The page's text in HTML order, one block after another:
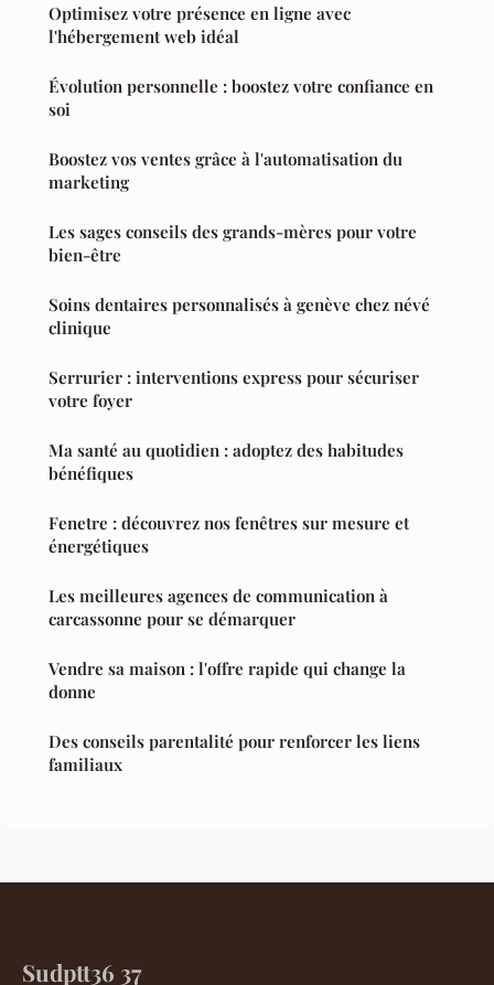
Optimisez votre présence en ligne avec
l'hébergement web idéal
Évolution personnelle : boostez votre confiance en
soi
Boostez vos ventes grâce à l'automatisation du
marketing
Les sages conseils des grands-mères pour votre
bien-être
Soins dentaires personnalisés à genève chez névé
clinique
Serrurier : interventions express pour sécuriser
votre foyer
Ma santé au quotidien : adoptez des habitudes
bénéfiques
Fenetre : découvrez nos fenêtres sur mesure et
énergétiques
Les meilleures agences de communication à
carcassonne pour se démarquer
Vendre sa maison : l'offre rapide qui change la
donne
Des conseils parentalité pour renforcer les liens
familiaux
Sudptt36 37